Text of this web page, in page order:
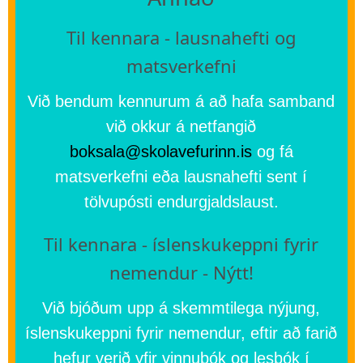
Til kennara - lausnahefti og
matsverkefni
Við bendum kennurum á að hafa samband
við okkur á netfangið
boksala@skolavefurinn.isog fá
matsverkefni eða lausnahefti sent í
tölvupósti endurgjaldslaust.
Til kennara - íslenskukeppni fyrir
nemendur - Nýtt!
Við bjóðum upp á skemmtilega nýjung,
íslenskukeppni fyrir nemendur, eftir að farið
hefur verið yfir vinnubók og lesbók í